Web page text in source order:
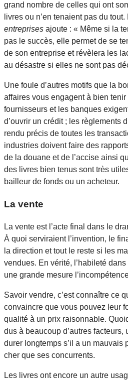
grand nombre de celles qui ont
livres ou n’en tenaient pas du tout.
entreprises ajoute : « Même si la
pas le succès, elle permet de se
de son entreprise et révèlera les
au désastre si elles ne sont pas
Une foule d’autres motifs que la
affaires vous engagent à bien
fournisseurs et les banques
d’ouvrir un crédit ; les règlements
rendu précis de toutes les
industries doivent faire des
de la douane et de l’accise ainsi
des livres bien tenus sont très
bailleur de fonds ou un acheteur.
La vente
La vente est l’acte final dans le
À quoi serviraient l’invention, le
la direction et tout le reste si les
vendues. En vérité, l’habileté
une grande mesure
Savoir vendre, c’est connaître ce
convaincre que vous pouvez leur
qualité à un prix raisonnable.
dus à beaucoup d’autres facteurs,
durer longtemps s’il a un mauvais
cher que ses concurrents.
Les livres ont encore un autre